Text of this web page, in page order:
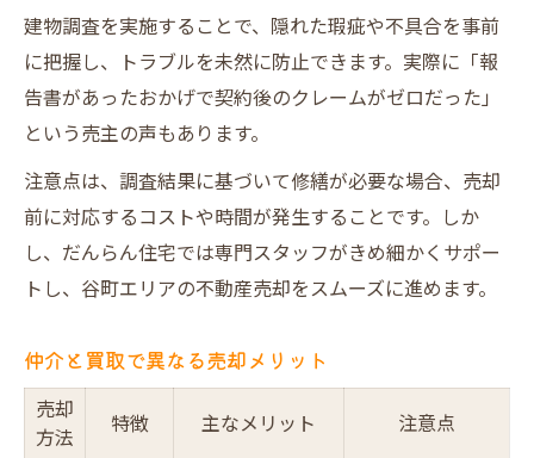
建物調査を実施することで、隠れた瑕疵や不具合を事前
に把握し、トラブルを未然に防止できます。実際に「報
告書があったおかげで契約後のクレームがゼロだった」
という売主の声もあります。
注意点は、調査結果に基づいて修繕が必要な場合、売却
前に対応するコストや時間が発生することです。しか
し、だんらん住宅では専門スタッフがきめ細かくサポー
トし、谷町エリアの不動産売却をスムーズに進めます。
仲介と買取で異なる売却メリット
売却
方法
特徴 主なメリット 注意点